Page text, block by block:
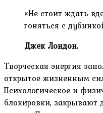
«Не стоит ждать
гоняться с
Джек Лондон.
Творческая энергия
открытое жизненным
Психологическое и
блокировки, закрывают